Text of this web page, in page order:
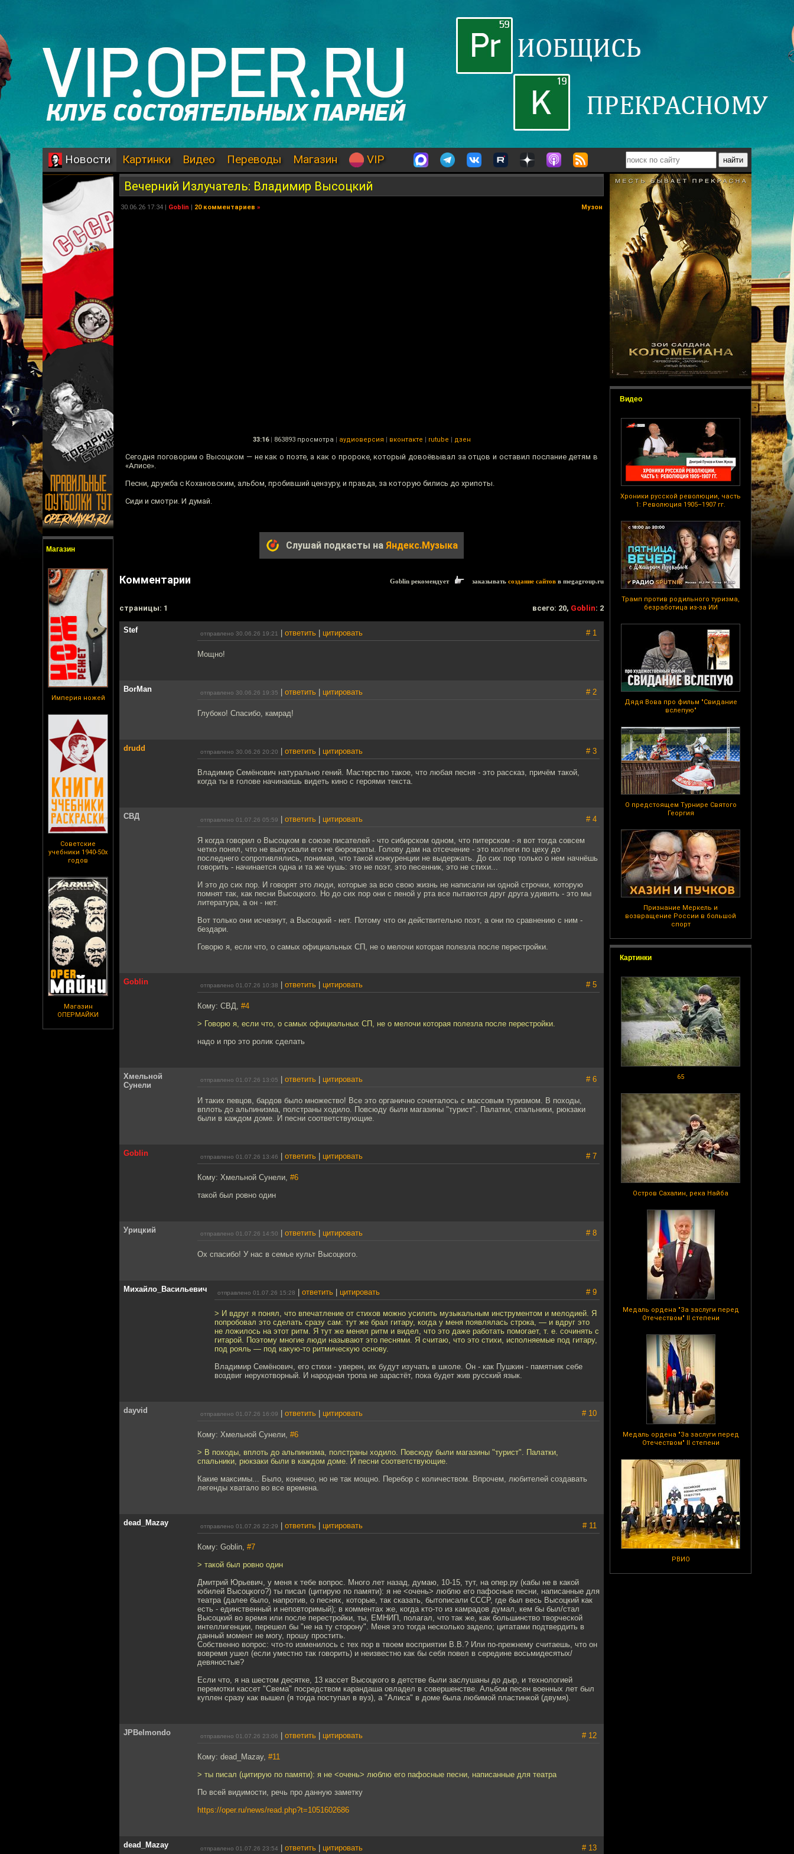
Новости Картинки Видео Переводы Магазин VIP
Магазин
Империя ножей
Советские
учебники 1940-50х
годов
Магазин
ОПЕРМАЙКИ
Видео
Хроники русской революции, часть
1: Революция 1905–1907 гг.
Трамп против родильного туризма,
безработица из-за ИИ
Дядя Вова про фильм "Свидание
вслепую"
О предстоящем Турнире Святого
Георгия
Признание Меркель и
возвращение России в большой
спорт
Картинки
65
Остров Сахалин, река Найба
Медаль ордена "За заслуги перед
Отечеством" II степени
Медаль ордена "За заслуги перед
Отечеством" II степени
РВИО
Вечерний Излучатель: Владимир Высоцкий
30.06.26 17:34 | Goblin | 20 комментариев » Музон
33:16 | 863893 просмотра | аудиоверсия | вконтакте | rutube | дзен
Сегодня поговорим о Высоцком — не как о поэте, а как о пророке, который довоёвывал за отцов и оставил послание детям в
«Алисе».
Песни, дружба с Кохановским, альбом, пробивший цензуру, и правда, за которую бились до хрипоты.
Сиди и смотри. И думай.
Слушай подкасты на Яндекс.Музыка
Комментарии Goblin рекомендует заказывать создание сайтов в megagroup.ru
cтраницы: 1 всего: 20, Goblin: 2
Stef отправлено 30.06.26 19:21 ответить цитировать # 1
Мощно!
BorMan отправлено 30.06.26 19:35 ответить цитировать # 2
Глубоко! Спасибо, камрад!
drudd отправлено 30.06.26 20:20 ответить цитировать # 3
Владимир Семёнович натурально гений. Мастерство такое, что любая песня - это рассказ, причём такой,
когда ты в голове начинаешь видеть кино с героями текста.
СВД отправлено 01.07.26 05:59 ответить цитировать # 4
Я когда говорил о Высоцком в союзе писателей - что сибирском одном, что питерском - я вот тогда совсем
четко понял, что не выпускали его не бюрократы. Голову дам на отсечение - это коллеги по цеху до
последнего сопротивлялись, понимая, что такой конкуренции не выдержать. До сих пор только о нем начнёшь
говорить - начинается одна и та же чушь: это не поэт, это песенник, это не стихи...
И это до сих пор. И говорят это люди, которые за всю свою жизнь не написали ни одной строчки, которую
помнят так, как песни Высоцкого. Но до сих пор они с пеной у рта все пытаются друг друга удивить - это мы
литература, а он - нет.
Вот только они исчезнут, а Высоцкий - нет. Потому что он действительно поэт, а они по сравнению с ним -
бездари.
Говорю я, если что, о самых официальных СП, не о мелочи которая полезла после перестройки.
Goblin отправлено 01.07.26 10:38 ответить цитировать # 5
Кому: СВД, #4
> Говорю я, если что, о самых официальных СП, не о мелочи которая полезла после перестройки.
надо и про это ролик сделать
Хмельной
Сунели
отправлено 01.07.26 13:05 ответить цитировать # 6
И таких певцов, бардов было множество! Все это органично сочеталось с массовым туризмом. В походы,
вплоть до альпинизма, полстраны ходило. Повсюду были магазины "турист". Палатки, спальники, рюкзаки
были в каждом доме. И песни соответствующие.
Goblin отправлено 01.07.26 13:46 ответить цитировать # 7
Кому: Хмельной Сунели, #6
такой был ровно один
Урицкий отправлено 01.07.26 14:50 ответить цитировать # 8
Ох спасибо! У нас в семье культ Высоцкого.
Михайло_Васильевич отправлено 01.07.26 15:28 ответить цитировать # 9
> И вдруг я понял, что впечатление от стихов можно усилить музыкальным инструментом и мелодией. Я
попробовал это сделать сразу сам: тут же брал гитару, когда у меня появлялась строка, — и вдруг это
не ложилось на этот ритм. Я тут же менял ритм и видел, что это даже работать помогает, т. е. сочинять с
гитарой. Поэтому многие люди называют это песнями. Я считаю, что это стихи, исполняемые под гитару,
под рояль — под какую-то ритмическую основу.
Владимир Семёнович, его стихи - уверен, их будут изучать в школе. Он - как Пушкин - памятник себе
воздвиг нерукотворный. И народная тропа не зарастёт, пока будет жив русский язык.
dayvid отправлено 01.07.26 16:09 ответить цитировать # 10
Кому: Хмельной Сунели, #6
> В походы, вплоть до альпинизма, полстраны ходило. Повсюду были магазины "турист". Палатки,
спальники, рюкзаки были в каждом доме. И песни соответствующие.
Какие максимы... Было, конечно, но не так мощно. Перебор с количеством. Впрочем, любителей создавать
легенды хватало во все времена.
dead_Mazay отправлено 01.07.26 22:29 ответить цитировать # 11
Кому: Goblin, #7
> такой был ровно один
Дмитрий Юрьевич, у меня к тебе вопрос. Много лет назад, думаю, 10-15, тут, на опер.ру (кабы не в какой
юбилей Высоцкого?) ты писал (цитирую по памяти): я не <очень> люблю его пафосные песни, написанные для
театра (далее было, напротив, о песнях, которые, так сказать, бытописали СССР, где был весь Высоцкий как
есть - единственный и неповторимый); в комментах же, когда кто-то из камрадов думал, кем бы был/стал
Высоцкий во время или после перестройки, ты, ЕМНИП, полагал, что так же, как большинство творческой
интеллигенции, перешел бы "не на ту сторону". Меня это тогда несколько задело; цитатами подтвердить в
данный момент не могу, прошу простить.
Собственно вопрос: что-то изменилось с тех пор в твоем восприятии В.В.? Или по-прежнему считаешь, что он
вовремя ушел (если уместно так говорить) и неизвестно как бы себя повел в середине восьмидесятых/
девяностые?
Если что, я на шестом десятке, 13 кассет Высоцкого в детстве были заслушаны до дыр, и технологией
перемотки кассет "Свема" посредством карандаша овладел в совершенстве. Альбом песен военных лет был
куплен сразу как вышел (я тогда поступал в вуз), а "Алиса" в доме была любимой пластинкой (двумя).
JPBelmondo отправлено 01.07.26 23:06 ответить цитировать # 12
Кому: dead_Mazay, #11
> ты писал (цитирую по памяти): я не <очень> люблю его пафосные песни, написанные для театра
По всей видимости, речь про данную заметку
https://oper.ru/news/read.php?t=1051602686
dead_Mazay отправлено 01.07.26 23:54 ответить цитировать # 13